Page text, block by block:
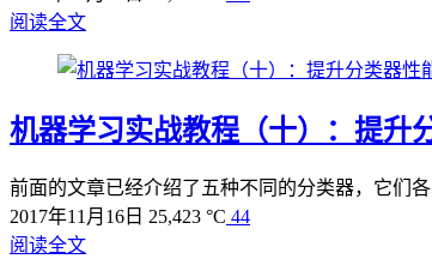
阅读全文
机器学习实战教程（十）：提升
前面的文章已经介绍了五种不同的分类器，它们
2017年11月16日 25,423 °C 44
阅读全文